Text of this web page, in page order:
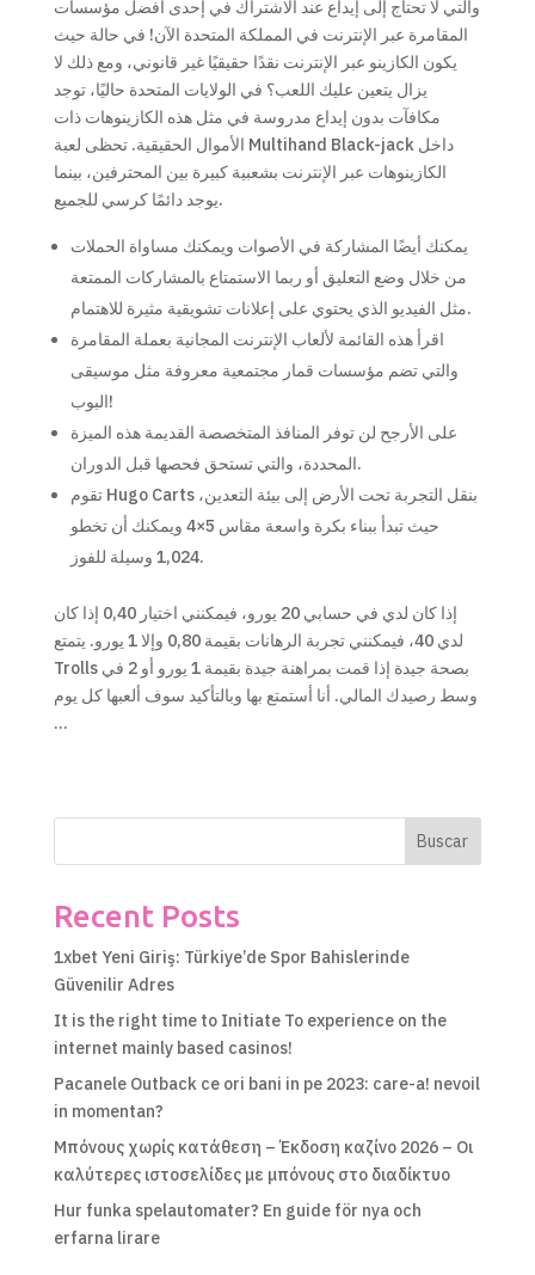
والتي لا تحتاج إلى إيداع عند الاشتراك في إحدى أفضل مؤسسات
المقامرة عبر الإنترنت في المملكة المتحدة الآن! في حالة حيث
يكون الكازينو عبر الإنترنت نقدًا حقيقيًا غير قانوني، ومع ذلك لا
يزال يتعين عليك اللعب؟ في الولايات المتحدة حاليًا، توجد
مكافآت بدون إيداع مدروسة في مثل هذه الكازينوهات ذات
الأموال الحقيقية. تحظى لعبة Multihand Black-jack داخل
الكازينوهات عبر الإنترنت بشعبية كبيرة بين المحترفين، بينما
يوجد دائمًا كرسي للجميع.
يمكنك أيضًا المشاركة في الأصوات ويمكنك مساواة الحملات
من خلال وضع التعليق أو ربما الاستمتاع بالمشاركات الممتعة
مثل الفيديو الذي يحتوي على إعلانات تشويقية مثيرة للاهتمام.
اقرأ هذه القائمة لألعاب الإنترنت المجانية بعملة المقامرة
والتي تضم مؤسسات قمار مجتمعية معروفة مثل موسيقى
البوب!
على الأرجح لن توفر المنافذ المتخصصة القديمة هذه الميزة
المحددة، والتي تستحق فحصها قبل الدوران.
تقوم Hugo Carts بنقل التجربة تحت الأرض إلى بيئة التعدين،
حيث تبدأ ببناء بكرة واسعة مقاس 5×4 ويمكنك أن تخطو
1,024 وسيلة للفوز.
إذا كان لدي في حسابي 20 يورو، فيمكنني اختيار 0,40 إذا كان
لدي 40، فيمكنني تجربة الرهانات بقيمة 0,80 وإلا 1 يورو. يتمتع
Trolls بصحة جيدة إذا قمت بمراهنة جيدة بقيمة 1 يورو أو 2 في
وسط رصيدك المالي. أنا أستمتع بها وبالتأكيد سوف ألعبها كل يوم
…
Buscar
Recent Posts
1xbet Yeni Giriş: Türkiye’de Spor Bahislerinde
Güvenilir Adres
It is the right time to Initiate To experience on the
internet mainly based casinos!
Pacanele Outback ce ori bani in pe 2023: care-a! nevoil
in momentan?
Μπόνους χωρίς κατάθεση – Έκδοση καζίνο 2026 – Οι
καλύτερες ιστοσελίδες με μπόνους στο διαδίκτυο
Hur funka spelautomater? En guide för nya och
erfarna lirare